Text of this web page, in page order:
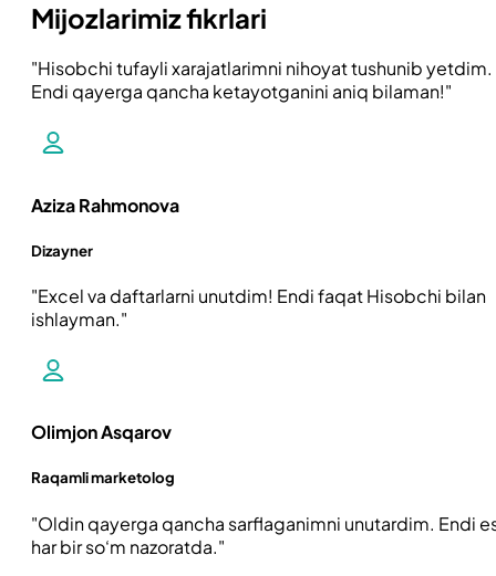
Mijozlarimiz fikrlari
Hisobchi tufayli xarajatlarimni nihoyat tushunib yetdim.
Endi qayerga qancha ketayotganini aniq bilaman!
Aziza Rahmonova
Dizayner
Excel va daftarlarni unutdim! Endi faqat Hisobchi bilan
ishlayman.
Olimjon Asqarov
Raqamli marketolog
Oldin qayerga qancha sarflaganimni unutardim. Endi
har bir so‘m nazoratda.